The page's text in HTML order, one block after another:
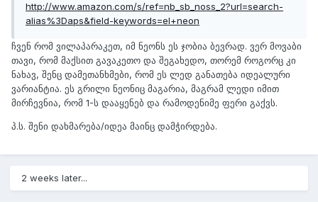
http://www.amazon.com/s/ref=nb_sb_noss_2?url=search-
alias%3Daps&field-keywords=el+neon
ჩვენ რომ ვილაპარაკეთ, იმ ნეონს ეს ჯობია ბევრად. ვერ მოვაბი
თავი, რომ მაქსით გავაკეთო და შეგახედო, თორემ როგორც კი
ნახავ, შენც დამეთანხმები, რომ ეს ლედ განათება იდეალური
ვარიანტია. ეს გრილი ნეონიც მაგარია, მაგრამ ლედი იმით
მირჩევნია, რომ 1-ს დააყენებ და რამოდენიმე ფერი გაქვს.
პ.ს. შენი დახმარება/იდეა მაინც დამჭირდება.
2 weeks later...